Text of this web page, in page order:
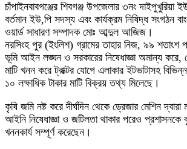
চাঁপাইনবাবগঞ্জের শিবগঞ্জ উপজেলার ৩নং দাইপুখুরিয়া
বর্তমান ইউ,পি সদস্য এবং কার্যক্রম নিষিদ্ধ সংগঠন
ওয়ার্ড সাধারণ সম্পাদক মোঃ আব্দুল আজিজ।
নরসিংহ পুর (ইংলিশ) গ্রামের তাহার নিজ, ৯৯ শতাংশ
ভূমি আইন লঙ্ঘন ও সরকারের নিষেধাজ্ঞা অমান্য করে,
মাটি খনন করে ট্রাক্টর যোগে এলাকার ইটভাটাসহ
১০ লক্ষাধিক টাকার মাটি বিক্রয় তথ্য মিলেছে।
কৃষি জমি নষ্ট করে দীর্ঘদিন থেকে ড্রেজার মেশিন
আইনি নিষেধাজ্ঞা ও জটিলতা থাকার পরেও প্রশাসনকে
খননকার্য সম্পূর্ণ করেছেন।